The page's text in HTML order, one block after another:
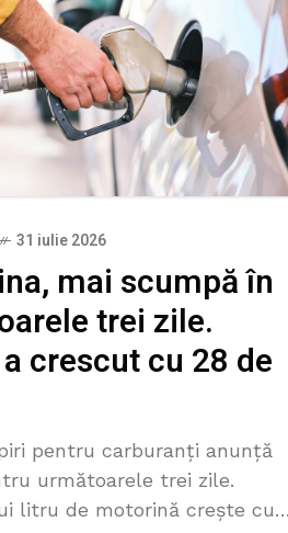
31 iulie 2026
mai scumpă în
trei zile.
crescut cu 28 de
pentru carburanți anunță
următoarele trei zile.
litru de motorină crește cu